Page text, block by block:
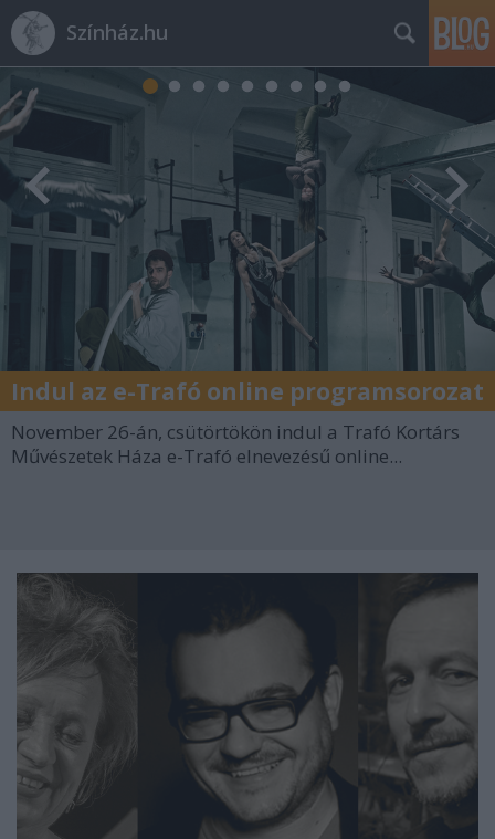
Színház.hu
Indul az e-Trafó online programsorozat
November 26-án, csütörtökön indul a Trafó Kortárs
Művészetek Háza e-Trafó elnevezésű online...